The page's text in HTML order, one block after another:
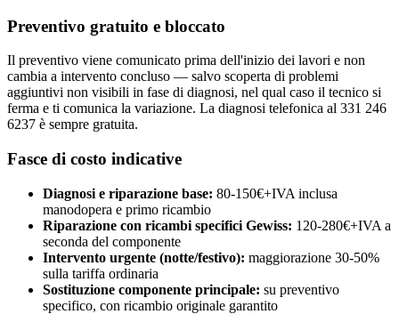
Preventivo gratuito e bloccato
Il preventivo viene comunicato prima dell'inizio dei lavori e non
cambia a intervento concluso — salvo scoperta di problemi
aggiuntivi non visibili in fase di diagnosi, nel qual caso il tecnico si
ferma e ti comunica la variazione. La diagnosi telefonica al 331 246
6237 è sempre gratuita.
Fasce di costo indicative
Diagnosi e riparazione base: 80-150€+IVA inclusa
manodopera e primo ricambio
Riparazione con ricambi specifici Gewiss: 120-280€+IVA a
seconda del componente
Intervento urgente (notte/festivo): maggiorazione 30-50%
sulla tariffa ordinaria
Sostituzione componente principale: su preventivo
specifico, con ricambio originale garantito